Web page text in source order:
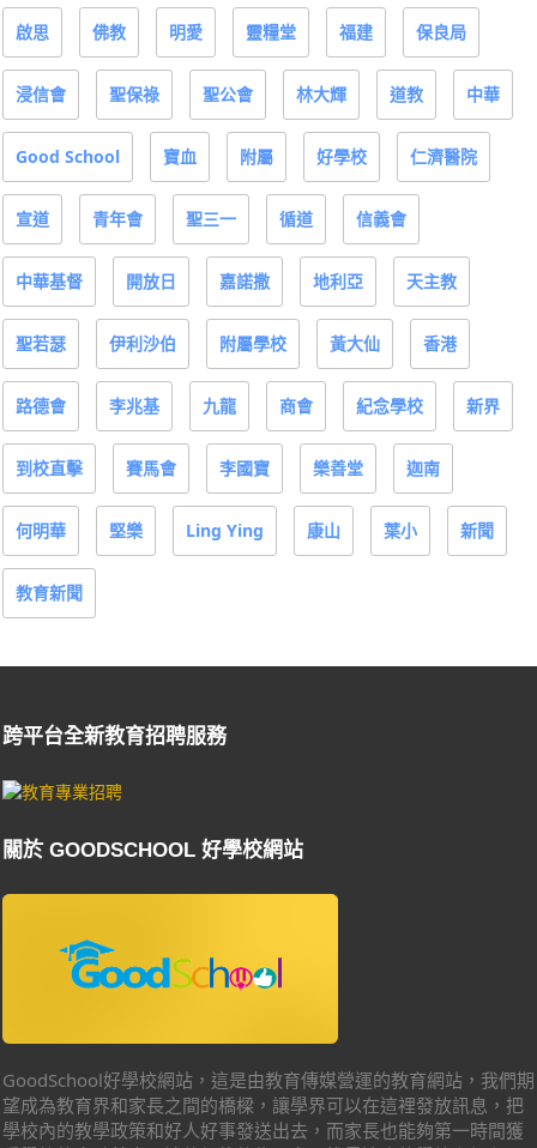
啟思 佛教 明愛 靈糧堂 福建 保良局
浸信會 聖保祿 聖公會 林大輝 道教 中華
Good School 寶血 附屬 好學校 仁濟醫院
宣道 青年會 聖三一 循道 信義會
中華基督 開放日 嘉諾撒 地利亞 天主教
聖若瑟 伊利沙伯 附屬學校 黃大仙 香港
路德會 李兆基 九龍 商會 紀念學校 新界
到校直擊 賽馬會 李國寶 樂善堂 迦南
何明華 堅樂 Ling Ying 康山 葉小 新聞
教育新聞
跨平台全新教育招聘服務
關於 GOODSCHOOL 好學校網站
GoodSchool好學校網站，這是由教育傳媒營運的教育網站，我們期
望成為教育界和家長之間的橋樑，讓學界可以在這裡發放訊息，把
學校內的教學政策和好人好事發送出去，而家長也能夠第一時間獲